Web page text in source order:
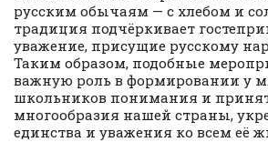
русским обычаям — с хлебом и
традиция подчёркивает
уважение, присущие русскому
Таким образом, подобные
важную роль в формировании у
школьников понимания и
многообразия нашей страны,
единства и уважения ко всем её